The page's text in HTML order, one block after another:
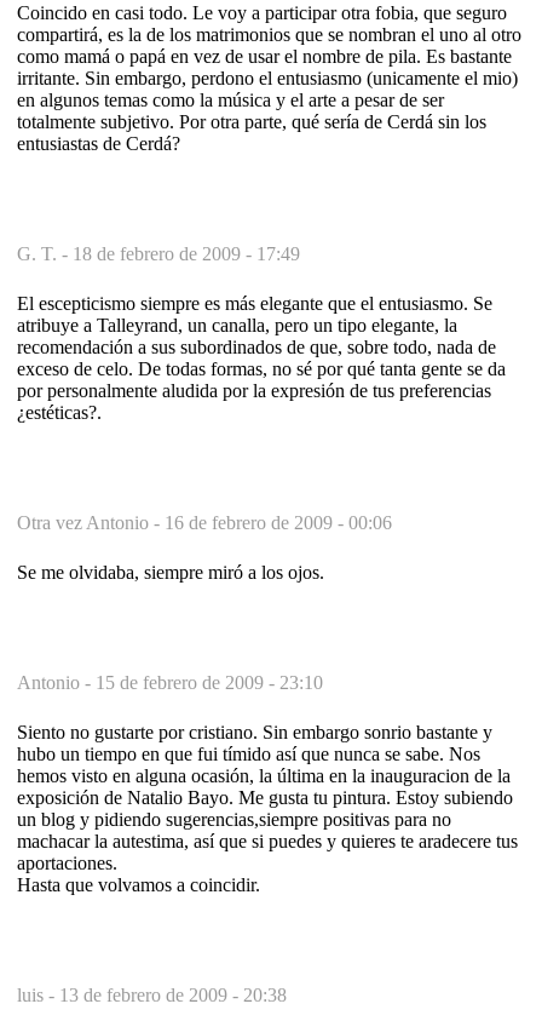
Coincido en casi todo. Le voy a participar otra fobia, que seguro
compartirá, es la de los matrimonios que se nombran el uno al otro
como mamá o papá en vez de usar el nombre de pila. Es bastante
irritante. Sin embargo, perdono el entusiasmo (unicamente el mio)
en algunos temas como la música y el arte a pesar de ser
totalmente subjetivo. Por otra parte, qué sería de Cerdá sin los
entusiastas de Cerdá?
G. T. - 18 de febrero de 2009 - 17:49
El escepticismo siempre es más elegante que el entusiasmo. Se
atribuye a Talleyrand, un canalla, pero un tipo elegante, la
recomendación a sus subordinados de que, sobre todo, nada de
exceso de celo. De todas formas, no sé por qué tanta gente se da
por personalmente aludida por la expresión de tus preferencias
¿estéticas?.
Otra vez Antonio - 16 de febrero de 2009 - 00:06
Se me olvidaba, siempre miró a los ojos.
Antonio - 15 de febrero de 2009 - 23:10
Siento no gustarte por cristiano. Sin embargo sonrio bastante y
hubo un tiempo en que fui tímido así que nunca se sabe. Nos
hemos visto en alguna ocasión, la última en la inauguracion de la
exposición de Natalio Bayo. Me gusta tu pintura. Estoy subiendo
un blog y pidiendo sugerencias,siempre positivas para no
machacar la autestima, así que si puedes y quieres te aradecere tus
aportaciones.
Hasta que volvamos a coincidir.
luis - 13 de febrero de 2009 - 20:38